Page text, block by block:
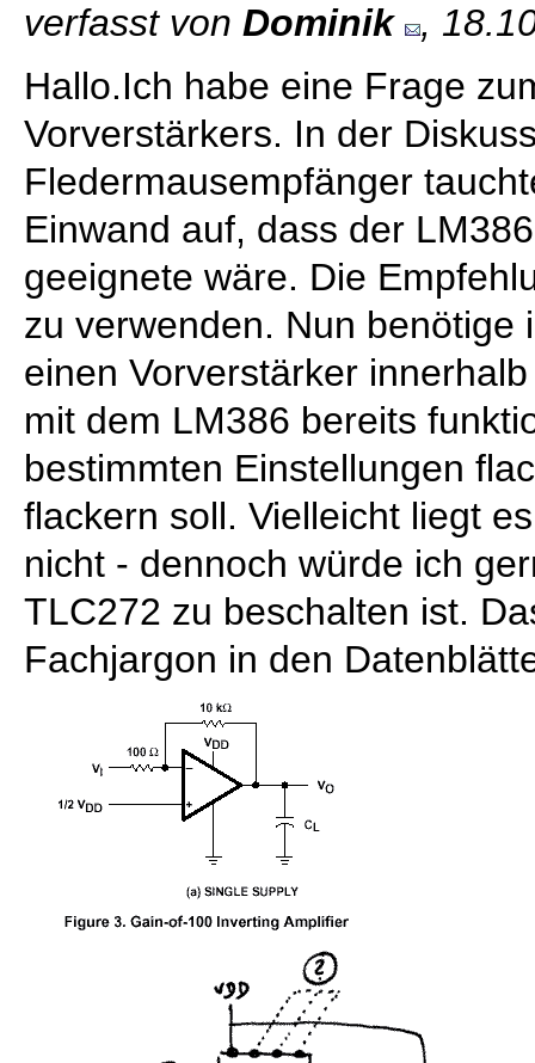
verfasst von Dominik
,
Hallo.Ich habe eine Frage
Vorverstärkers. In der
Fledermausempfänger
Einwand auf, dass der
geeignete wäre. Die
zu verwenden. Nun benötige
einen Vorverstärker
mit dem LM386 bereits
bestimmten Einstellungen
flackern soll. Vielleicht liegt
nicht - dennoch würde ich
TLC272 zu beschalten ist.
Fachjargon in den